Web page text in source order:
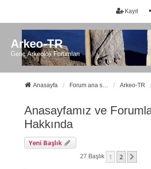
Kayıt
Arkeo-TR
Genç Arkeoloji Forumları
Anasayfa Forum ana sayfa Arkeo-TR
Anasayfamız ve
Hakkında
Yeni Başlık
27 Başlık 1 2